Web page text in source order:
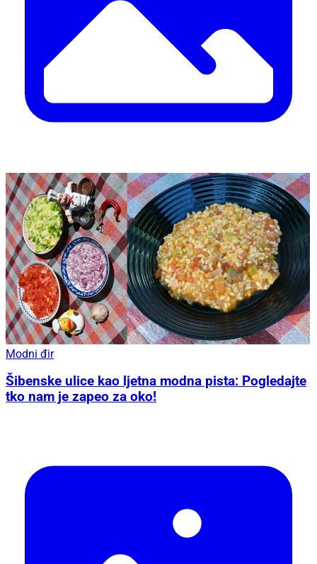
Modni đir
Šibenske ulice kao ljetna modna pista: Pogledajte
tko nam je zapeo za oko!